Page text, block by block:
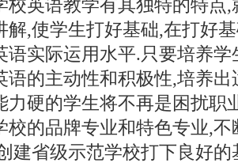
校英语教学有其独特的特点
解,使学生打好基础,在打好
语实际运用水平.只要培养
语的主动性和积极性,培养
力硬的学生将不再是困扰职
校的品牌专业和特色专业,
建省级示范学校打下良好的